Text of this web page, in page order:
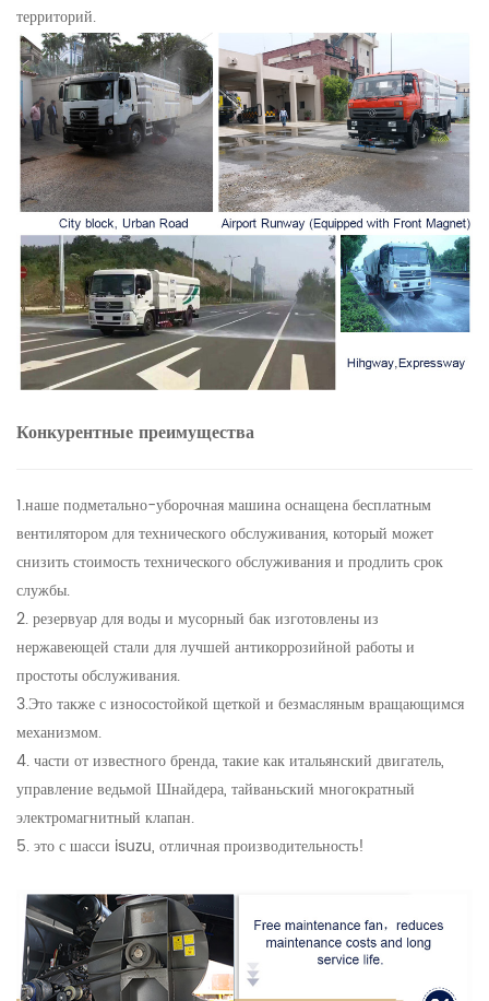
территорий.
Конкурентные преимущества
1.наше подметально-уборочная машина оснащена бесплатным
вентилятором для технического обслуживания, который может
снизить стоимость технического обслуживания и продлить срок
службы.
2. резервуар для воды и мусорный бак изготовлены из
нержавеющей стали для лучшей антикоррозийной работы и
простоты обслуживания.
3.Это также с износостойкой щеткой и безмасляным вращающимся
механизмом.
4. части от известного бренда, такие как итальянский двигатель,
управление ведьмой Шнайдера, тайваньский многократный
электромагнитный клапан.
5. это с шасси isuzu, отличная производительность!